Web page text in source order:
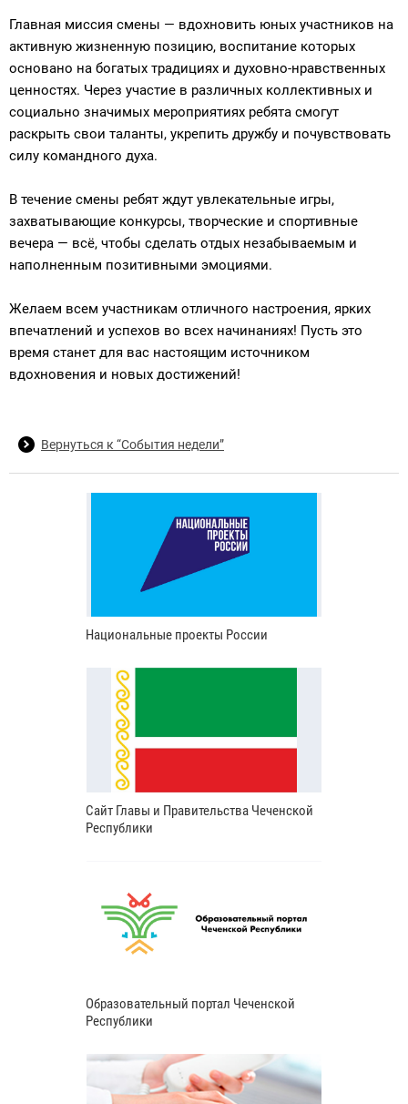
Главная миссия смены — вдохновить юных участников на
активную жизненную позицию, воспитание которых
основано на богатых традициях и духовно-нравственных
ценностях. Через участие в различных коллективных и
социально значимых мероприятиях ребята смогут
раскрыть свои таланты, укрепить дружбу и почувствовать
силу командного духа.
В течение смены ребят ждут увлекательные игры,
захватывающие конкурсы, творческие и спортивные
вечера — всё, чтобы сделать отдых незабываемым и
наполненным позитивными эмоциями.
Желаем всем участникам отличного настроения, ярких
впечатлений и успехов во всех начинаниях! Пусть это
время станет для вас настоящим источником
вдохновения и новых достижений!
Вернуться к “События недели”
Национальные проекты России
Сайт Главы и Правительства Чеченской
Республики
Образовательный портал Чеченской
Республики